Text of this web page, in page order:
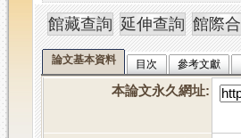
論文基本資料 目次 參考文獻
本論文永久網址: